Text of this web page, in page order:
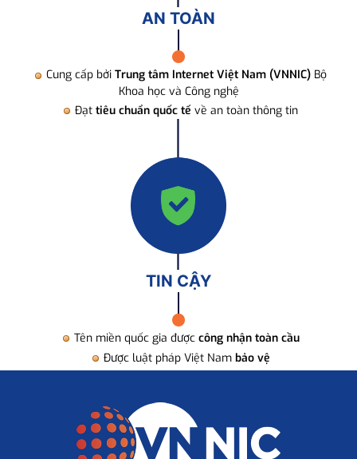
AN TOÀN
Cung cấp bởi Trung tâm Internet Việt Nam (VNNIC) Bộ
Khoa học và Công nghệ
Đạt tiêu chuẩn quốc tế về an toàn thông tin
TIN CẬY
Tên miền quốc gia được công nhận toàn cầu
Được luật pháp Việt Nam bảo vệ